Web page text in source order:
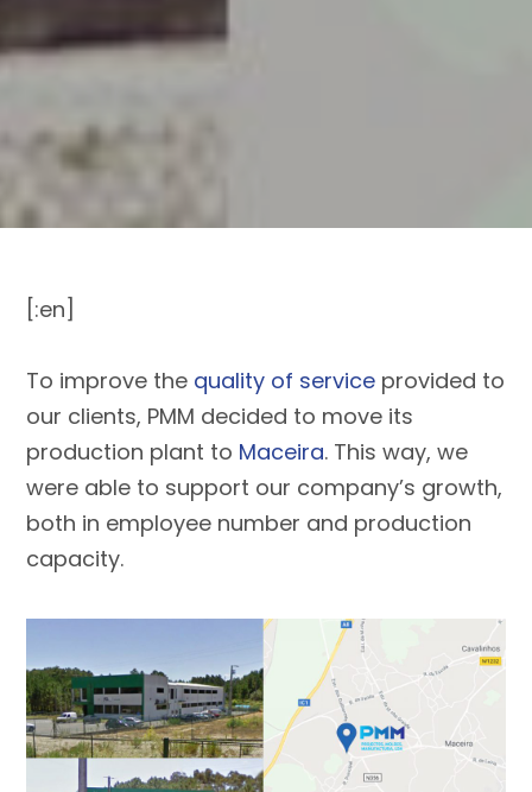
[:en]
To improve the quality of service provided to
our clients, PMM decided to move its
production plant to Maceira. This way, we
were able to support our company’s growth,
both in employee number and production
capacity.